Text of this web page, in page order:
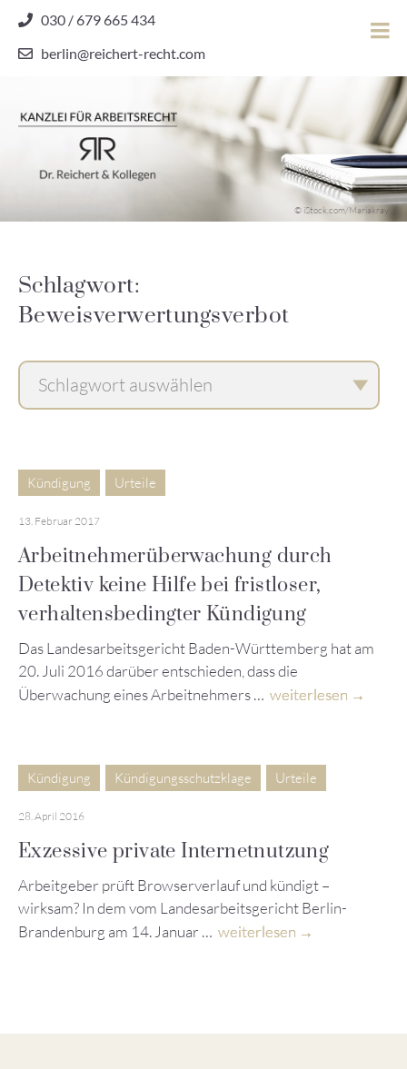
content
030 / 679 665 434
berlin@reichert-recht.com
Dr.
Reichert
© iStock.com/Mariakray
Schlagwort:
Beweisverwertungsverbot
Kündigung Urteile
13. Februar 2017
Arbeitnehmerüberwachung durch
Detektiv keine Hilfe bei fristloser,
verhaltensbedingter Kündigung
Das Landesarbeitsgericht Baden-Württemberg hat am
20. Juli 2016 darüber entschieden, dass die
Überwachung eines Arbeitnehmers … weiterlesen
Kündigung Kündigungsschutzklage Urteile
28. April 2016
Exzessive private Internetnutzung
Arbeitgeber prüft Browserverlauf und kündigt –
wirksam? In dem vom Landesarbeitsgericht Berlin-
Brandenburg am 14. Januar … weiterlesen